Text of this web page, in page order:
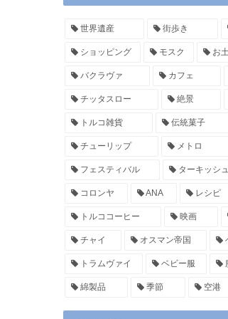
世界遺産 街歩き
ショッピング モスク お
バクラヴァ カフェ
チッタスロー 絶景
トルコ雑貨 伝統菓子
チューリップ メトロ
フェスティバル ターキッシ
コロンヤ ANA レシピ
トルココーヒー 映画
チャイ オスマン帝国
トラムヴァイ ベビー服
綿製品 季節 空港